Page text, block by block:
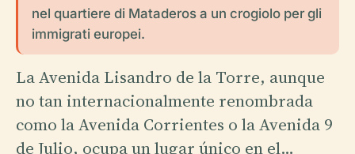
nel quartiere di Mataderos a un crogiolo per gli
immigrati europei.
La Avenida Lisandro de la Torre, aunque
no tan internacionalmente renombrada
como la Avenida Corrientes o la Avenida 9
de Julio, ocupa un lugar único en el…